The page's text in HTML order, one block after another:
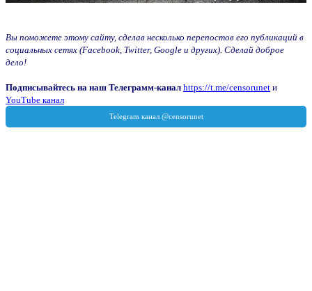
Вы поможете этому сайту, сделав несколько перепостов его публикаций в
социальных сетях (Facebook, Twitter, Google и других). Сделай доброе
дело!
Подписывайтесь на наш Телеграмм-канал https://t.me/censorunet и
YouTube канал